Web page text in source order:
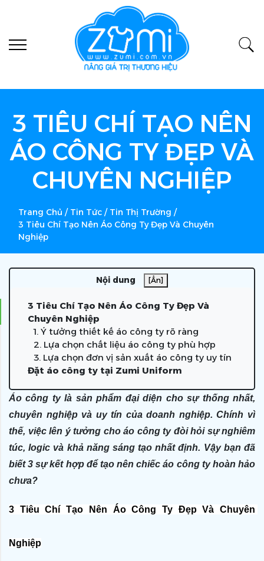
3 TIÊU CHÍ TẠO NÊN
ÁO CÔNG TY ĐẸP VÀ
CHUYÊN NGHIỆP
Trang Chủ / Tin Tức / Tin Thị Trường /
3 Tiêu Chí Tạo Nên Áo Công Ty Đẹp Và Chuyên
Nghiệp
Nội dung [Ẩn]
3 Tiêu Chí Tạo Nên Áo Công Ty Đẹp Và
Chuyên Nghiệp
1. Ý tưởng thiết kế áo công ty rõ ràng
2. Lựa chọn chất liệu áo công ty phù hợp
3. Lựa chọn đơn vị sản xuất áo công ty uy tín
Đặt áo công ty tại Zumi Uniform
Áo công ty là sản phẩm đại diện cho sự thống nhất,
chuyên nghiệp và uy tín của doanh nghiệp. Chính vì
thế, việc lên ý tưởng cho áo công ty đòi hỏi sự nghiêm
túc, logic và khả năng sáng tạo nhất định. Vậy bạn đã
biết 3 sự kết hợp để tạo nên chiếc áo công ty hoàn hảo
chưa?
3 Tiêu Chí Tạo Nên Áo Công Ty Đẹp Và Chuyên
Nghiệp